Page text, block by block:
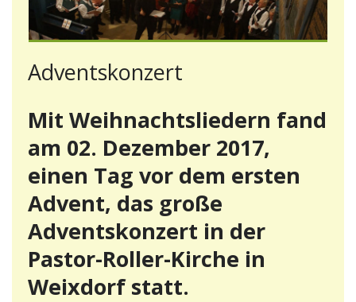
Adventskonzert
Mit Weihnachtsliedern fand
am 02. Dezember 2017,
einen Tag vor dem ersten
Advent, das große
Adventskonzert in der
Pastor-Roller-Kirche in
Weixdorf statt.